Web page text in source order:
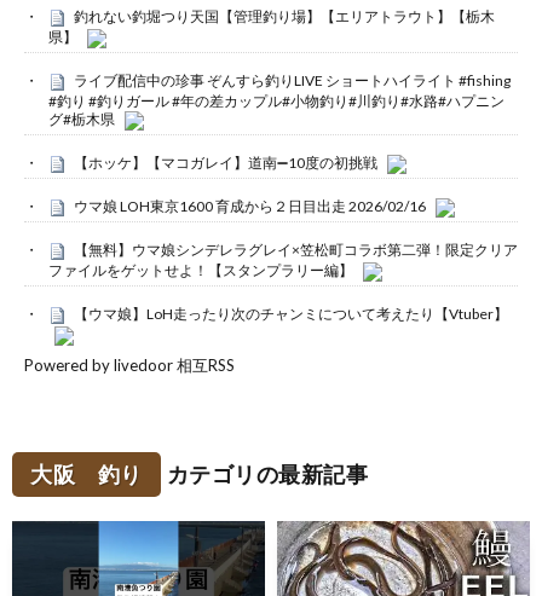
釣れない釣堀つり天国【管理釣り場】【エリアトラウト】【栃木
県】
ライブ配信中の珍事 ぞんすら釣りLIVE ショートハイライト #fishing
#釣り #釣りガール #年の差カップル#小物釣り#川釣り#水路#ハプニン
グ#栃木県
【ホッケ】【マコガレイ】道南➖10度の初挑戦
ウマ娘 LOH東京1600 育成から２日目出走 2026/02/16
【無料】ウマ娘シンデレラグレイ×笠松町コラボ第二弾！限定クリア
ファイルをゲットせよ！【スタンプラリー編】
【ウマ娘】LoH走ったり次のチャンミについて考えたり【Vtuber】
Powered by livedoor 相互RSS
大阪 釣り カテゴリの最新記事